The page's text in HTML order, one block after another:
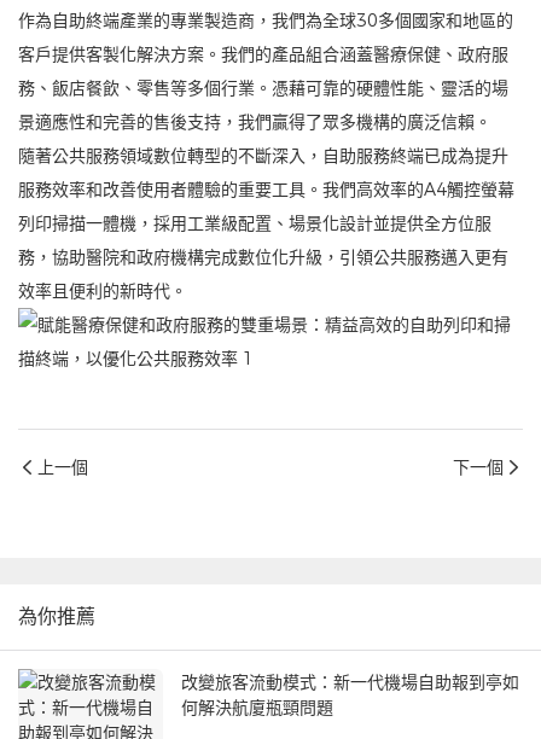
作為自助終端產業的專業製造商，我們為全球30多個國家和地區的
客戶提供客製化解決方案。我們的產品組合涵蓋醫療保健、政府服
務、飯店餐飲、零售等多個行業。憑藉可靠的硬體性能、靈活的場
景適應性和完善的售後支持，我們贏得了眾多機構的廣泛信賴。
隨著公共服務領域數位轉型的不斷深入，自助服務終端已成為提升
服務效率和改善使用者體驗的重要工具。我們高效率的A4觸控螢幕
列印掃描一體機，採用工業級配置、場景化設計並提供全方位服
務，協助醫院和政府機構完成數位化升級，引領公共服務邁入更有
效率且便利的新時代。
上一個 下一個
為你推薦
改變旅客流動模式：新一代機場自助報到亭如
何解決航廈瓶頸問題